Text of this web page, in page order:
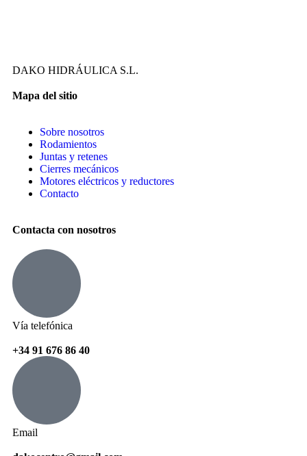
DAKO HIDRÁULICA S.L.
Mapa del sitio
Sobre nosotros
Rodamientos
Juntas y retenes
Cierres mecánicos
Motores eléctricos y reductores
Contacto
Contacta con nosotros
Vía telefónica
+34 91 676 86 40
Email